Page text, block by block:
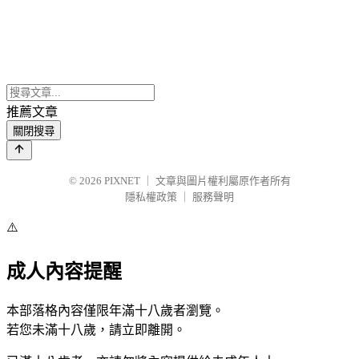
推薦文章
關閉搜尋
© 2026 PIXNET
文章與圖片權利屬原作者所有
隱私權政策
服務聲明
⚠️
成人內容提醒
本部落格內容僅限年滿十八歲者瀏覽。
若您未滿十八歲，請立即離開。